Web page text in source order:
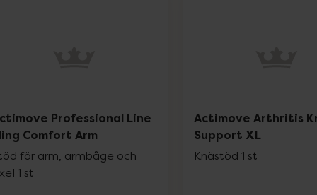
Professional Line
Comfort Arm
för arm, armbåge och
1 st
Actimove Arthritis
Support XL
Knästöd 1 st